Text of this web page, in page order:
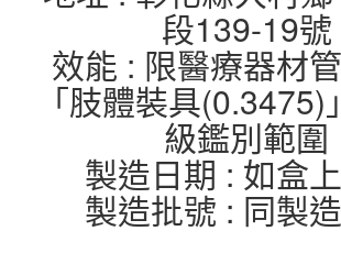
段139-19號
效能 : 限醫療器材
「肢體裝具
級鑑別範圍
製造日期 : 如盒
製造批號 : 同製